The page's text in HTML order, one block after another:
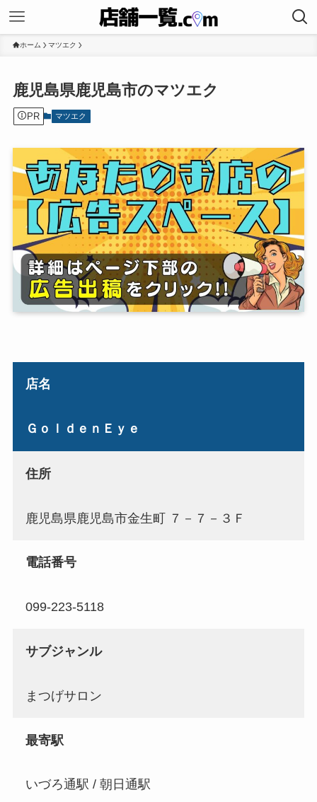
ホーム マツエク
鹿児島県鹿児島市のマツエク
PR マツエク
店名
ＧｏｌｄｅｎＥｙｅ
住所
鹿児島県鹿児島市金生町 ７－７－３Ｆ
電話番号
099-223-5118
サブジャンル
まつげサロン
最寄駅
いづろ通駅 / 朝日通駅